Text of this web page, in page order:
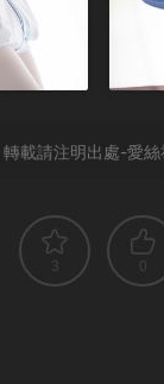
轉載請注明出處-愛絲
3 0